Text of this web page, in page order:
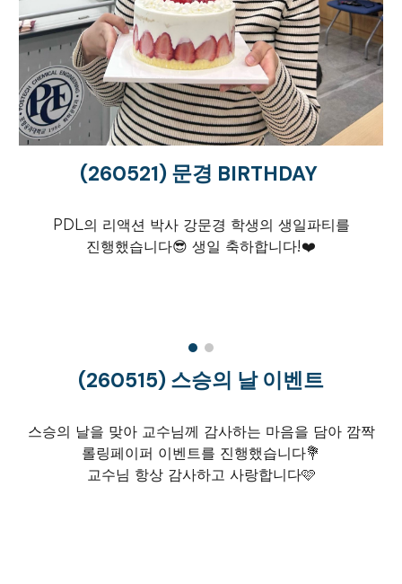
(260521) 문경 BIRTHDAY
PDL의 리액션 박사 강문경 학생의 생일파티를
진행했습니다😎 생일 축하합니다!❤️
(260515) 스승의 날 이벤트
스승의 날을 맞아 교수님께 감사하는 마음을 담아 깜짝
롤링페이퍼 이벤트를 진행했습니다💐
교수님 항상 감사하고 사랑합니다🩷